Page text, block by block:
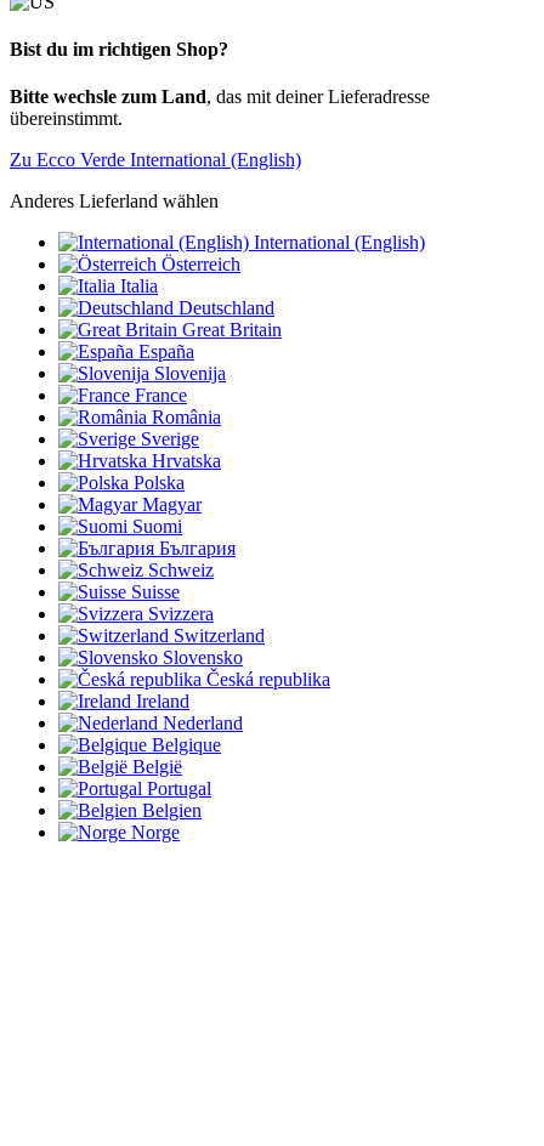
Bist du im richtigen Shop?
Bitte wechsle zum Land, das mit deiner Lieferadresse
übereinstimmt.
Zu Ecco Verde International (English)
Anderes Lieferland wählen
International (English)
Österreich
Italia
Deutschland
Great Britain
España
Slovenija
France
România
Sverige
Hrvatska
Polska
Magyar
Suomi
България
Schweiz
Suisse
Svizzera
Switzerland
Slovensko
Česká republika
Ireland
Nederland
Belgique
België
Portugal
Belgien
Norge